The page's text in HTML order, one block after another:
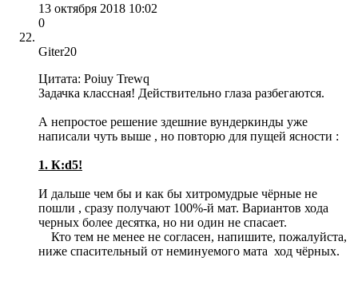
13 октября 2018 10:02
0
Giter20
Цитата: Poiuy Trewq
Задачка классная! Действительно глаза разбегаются.
А непростое решение здешние вундеркинды уже
написали чуть выше , но повторю для пущей ясности :
1. К:d5!
И дальше чем бы и как бы хитромудрые чёрные не
пошли , сразу получают 100%-й мат. Вариантов хода
черных более десятка, но ни один не спасает.
Кто тем не менее не согласен, напишите, пожалуйста,
ниже спасительный от неминуемого мата ход чёрных.